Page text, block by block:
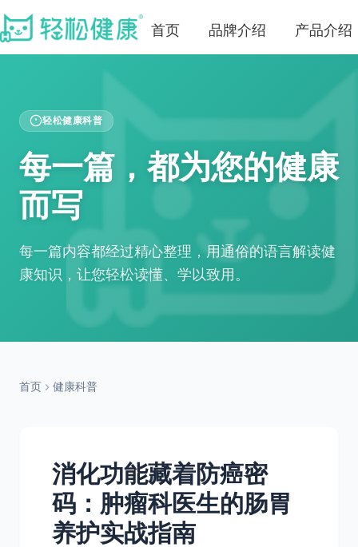
首页 品牌介绍 产品介绍
轻松健康科普
每一篇，都为您的健康
而写
每一篇内容都经过精心整理，用通俗的语言解读健
康知识，让您轻松读懂、学以致用。
首页 健康科普
消化功能藏着防癌密
码：肿瘤科医生的肠胃
养护实战指南